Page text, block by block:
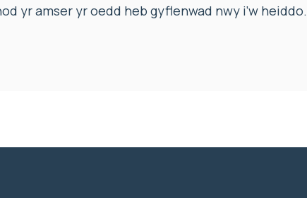
yr amser yr oedd heb gyflenwad nwy i’w heiddo.